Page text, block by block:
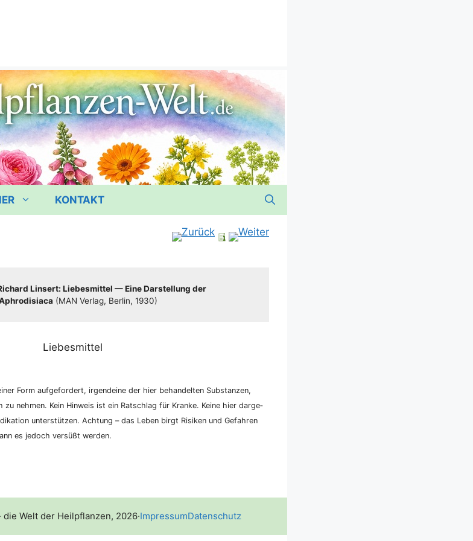
KONTAKT
Lin­sert: Lie­bes­mit­tel — Eine Dar­stel­lung der
(MAN Ver­lag, Ber­lin, 1930)
Form auf­ge­for­dert, irgend­ei­ne der hier behan­del­ten Sub­stan­zen,
neh­men. Kein Hin­weis ist ein Rat­schlag für Kran­ke. Kei­ne hier dar­ge­
unter­stüt­zen. Ach­tung – das Leben birgt Risi­ken und Gefah­ren
es jedoch ver­süßt werden.
Welt der Heilpflanzen, 2026·ImpressumDatenschutz